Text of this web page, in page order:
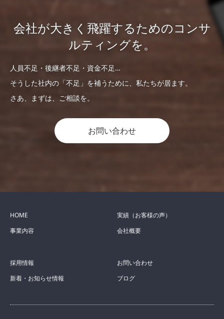
会社が大きく飛躍するためのコンサ
ルティングを。
人員不足・後継者不足・資金不足…
そうした社内の「不足」を補うために、私たちが居ます。
さあ、まずは、ご相談を。
お問い合わせ
HOME
事業内容
実績（お客様の声）
会社概要
採用情報
新着・お知らせ情報
お問い合わせ
ブログ